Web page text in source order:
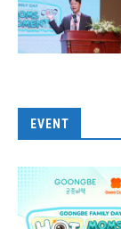
EVENT